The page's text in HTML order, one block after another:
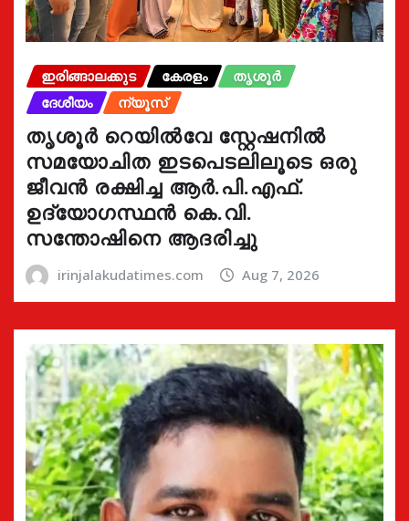
ഇരിങ്ങാലക്കുട കേരളം
തൃശൂർ
ദേശീയം
ന്യൂസ്
തൃശൂർ റെയിൽവേ സ്റ്റേഷനിൽ
സമയോചിത ഇടപെടലിലൂടെ ഒരു
ജീവൻ രക്ഷിച്ച ആർ.പി.എഫ്.
ഉദ്യോഗസ്ഥൻ കെ.വി.
സന്തോഷിനെ ആദരിച്ചു
irinjalakudatimes.com Aug 7, 2026